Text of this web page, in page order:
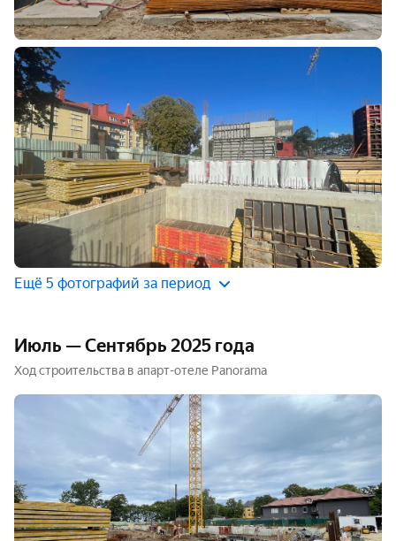
Ещё 5 фотографий за период
Июль — Сентябрь 2025 года
Ход строительства в апарт-отеле Panorama